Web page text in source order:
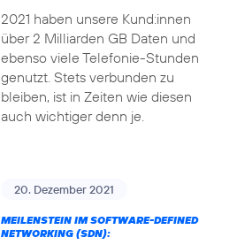
2021 haben unsere Kund:innen
über 2 Milliarden GB Daten und
ebenso viele Telefonie-Stunden
genutzt. Stets verbunden zu
bleiben, ist in Zeiten wie diesen
auch wichtiger denn je.
20. Dezember 2021
MEILENSTEIN IM SOFTWARE-DEFINED
NETWORKING (SDN):